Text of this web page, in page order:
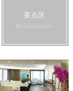
茶点区
Refreshments